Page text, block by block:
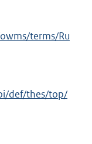
terms/Ru
def/thes/top/